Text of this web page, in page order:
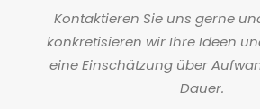
Kontaktieren Sie uns gerne
konkretisieren wir Ihre Ideen
eine Einschätzung über
Dauer.